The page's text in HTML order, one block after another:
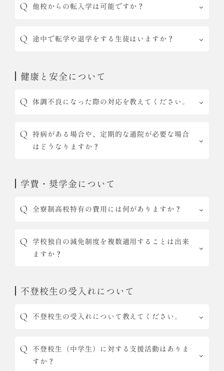
他校からの転入学は可能ですか？
途中で転学や退学をする生徒はいますか？
健康と安全について
体調不良になった際の対応を教えてください。
持病がある場合や、定期的な通院が必要な場合
はどうなりますか？
学費・奨学金について
全寮制高校特有の費用には何がありますか？
学校独自の減免制度を複数適用することは出来
ますか？
不登校生の受入れについて
不登校生の受入れについて教えてください。
不登校生（中学生）に対する支援活動はありま
すか？